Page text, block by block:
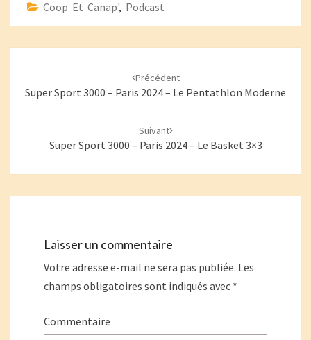
Coop Et Canap', Podcast
Précédent
Super Sport 3000 – Paris 2024 – Le Pentathlon Moderne
Suivant
Super Sport 3000 – Paris 2024 – Le Basket 3×3
Laisser un commentaire
Votre adresse e-mail ne sera pas publiée. Les
champs obligatoires sont indiqués avec *
Commentaire